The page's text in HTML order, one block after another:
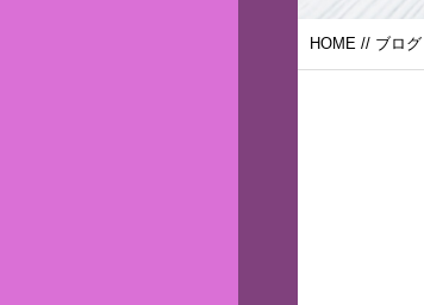
HOME // ブログ